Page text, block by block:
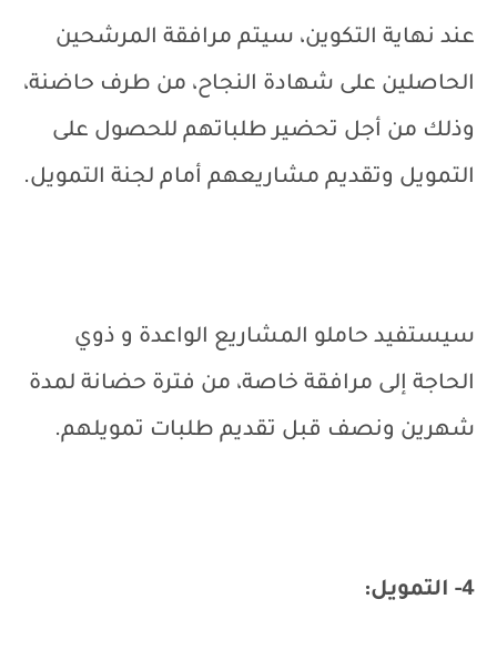
عند نهاية التكوين، سيتم مرافقة المرشحين
الحاصلين على شهادة النجاح، من طرف حاضنة،
وذلك من أجل تحضير طلباتهم للحصول على
التمويل وتقديم مشاريعهم أمام لجنة التمويل.
سيستفيد حاملو المشاريع الواعدة و ذوي
الحاجة إلى مرافقة خاصة، من فترة حضانة لمدة
شهرين ونصف قبل تقديم طلبات تمويلهم.
4- التمويل: